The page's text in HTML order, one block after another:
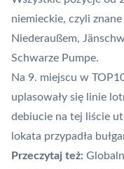
niemieckie, czyli
Niederaußem,
Schwarze Pumpe.
Na 9. miejscu w
uplasowały się linie
debiucie na tej liście
lokata przypadła
Przeczytaj też: